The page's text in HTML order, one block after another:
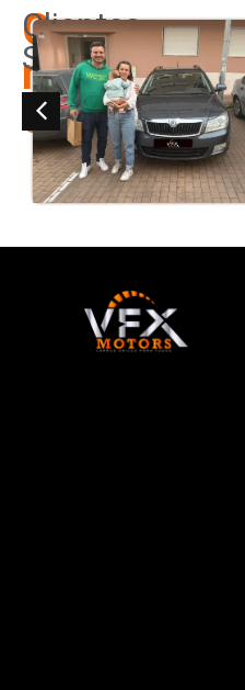
Os
nossos
clientes
Clientes
Satisfeitos